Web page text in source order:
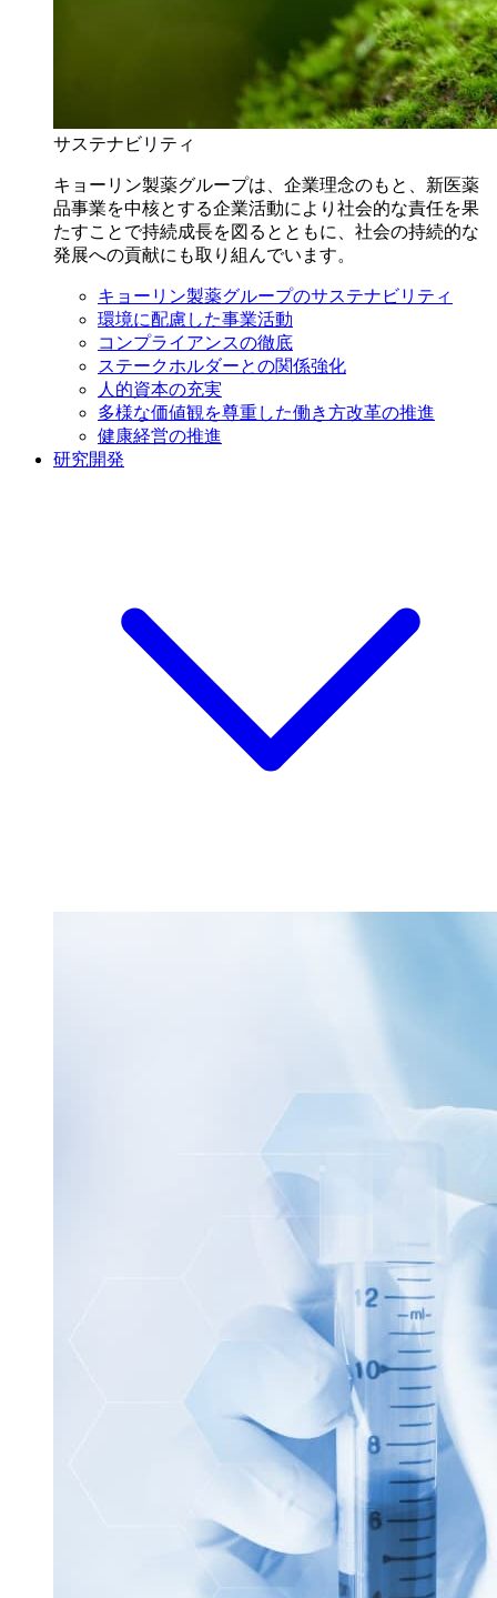
サステナビリティ
キョーリン製薬グループは、企業理念のもと、新医薬
品事業を中核とする企業活動により社会的な責任を果
たすことで持続成長を図るとともに、社会の持続的な
発展への貢献にも取り組んでいます。
キョーリン製薬グループのサステナビリティ
環境に配慮した事業活動
コンプライアンスの徹底
ステークホルダーとの関係強化
人的資本の充実
多様な価値観を尊重した働き方改革の推進
健康経営の推進
研究開発